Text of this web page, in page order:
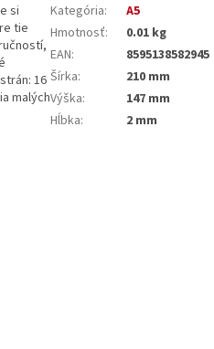
si
tie
16
malých
Kategória:
A5
Hmotnosť:
0.01 kg
EAN:
8595138582945
Šírka:
210 mm
Výška:
147 mm
Hĺbka: 2 mm